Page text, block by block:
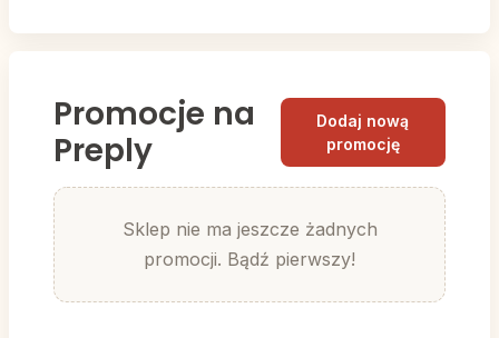
Promocje na
Preply
Dodaj nową
promocję
Sklep nie ma jeszcze żadnych
promocji. Bądź pierwszy!